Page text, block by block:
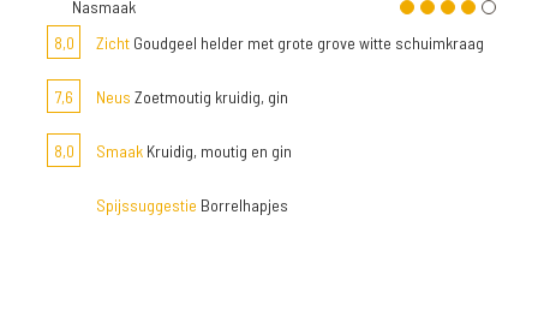
Nasmaak
8,0
Zicht Goudgeel helder met grote grove witte schuimkraag
7,6 Neus Zoetmoutig kruidig, gin
8,0 Smaak Kruidig, moutig en gin
Spijssuggestie Borrelhapjes